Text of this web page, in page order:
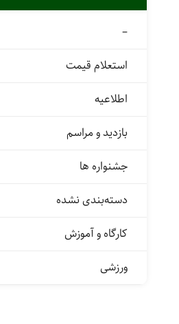
–
استعلام قیمت
اطلاعیه
بازدید و مراسم
جشنواره ها
دسته‌بندی نشده
کارگاه و آموزش
ورزشی